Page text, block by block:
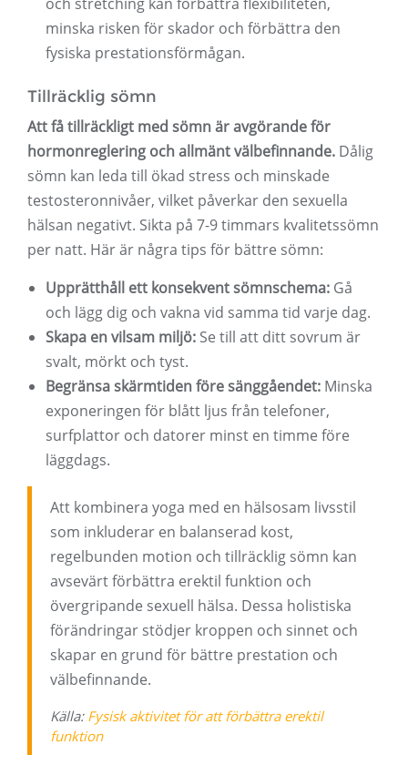
minska risken för skador och förbättra den
fysiska prestationsförmågan.
Tillräcklig sömn
Att få tillräckligt med sömn är avgörande för
hormonreglering och allmänt välbefinnande. Dålig
sömn kan leda till ökad stress och minskade
testosteronnivåer, vilket påverkar den sexuella
hälsan negativt. Sikta på 7-9 timmars kvalitetssömn
per natt. Här är några tips för bättre sömn:
Upprätthåll ett konsekvent sömnschema: Gå
och lägg dig och vakna vid samma tid varje dag.
Skapa en vilsam miljö: Se till att ditt sovrum är
svalt, mörkt och tyst.
Begränsa skärmtiden före sänggåendet: Minska
exponeringen för blått ljus från telefoner,
surfplattor och datorer minst en timme före
läggdags.
Att kombinera yoga med en hälsosam livsstil
som inkluderar en balanserad kost,
regelbunden motion och tillräcklig sömn kan
avsevärt förbättra erektil funktion och
övergripande sexuell hälsa. Dessa holistiska
förändringar stödjer kroppen och sinnet och
skapar en grund för bättre prestation och
välbefinnande.
Källa: Fysisk aktivitet för att förbättra erektil
funktion